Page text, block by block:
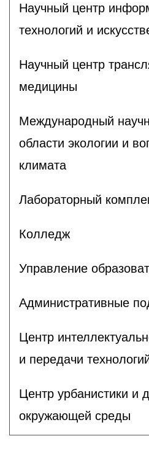
Научный центр
технологий и
Научный центр
медицины
Международный
области экологии и
климата
Лабораторный
Колледж
Управление
Административные
Центр
и передачи
Центр урбанистики и
окружающей среды